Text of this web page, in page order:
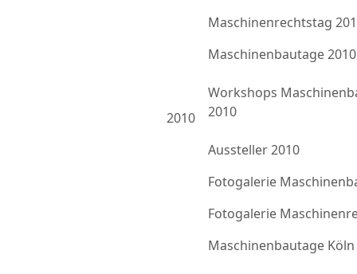
2010
Maschinenrechtstag
Maschinenbautage 2010
Workshops
2010
Aussteller 2010
Fotogalerie
Fotogalerie
Maschinenbautage Köln